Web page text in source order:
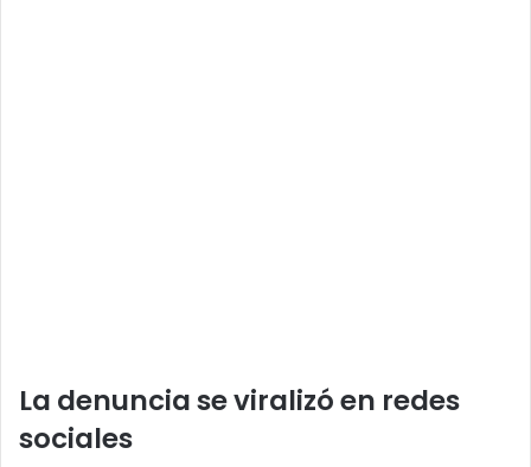
La denuncia se viralizó en redes
sociales